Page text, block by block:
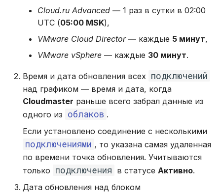
Cloud.ru Advanced ― 1 раз в сутки в 02:00
UTC (05:00 MSK),
VMware Cloud Director― каждые 5 минут,
VMware vSphere ― каждые 30 минут.
Время и дата обновления всех подключений
над графиком ― время и дата, когда
Cloudmaster раньше всего забрал данные из
одного из облаков .
Если установлено соединение с несколькими
подключениями , то указана самая удаленная
по времени точка обновления. Учитываются
только подключения в статусеАктивно.
Дата обновления над блоком